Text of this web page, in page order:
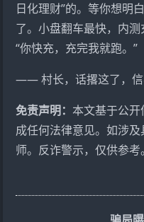
日化理财”的。等你想明
了。小盘翻车最快，内测
“你快充，充完我就跑。”
—— 村长，话撂这了，
免责声明：本文基于公
成任何法律意见。如涉
师。反诈警示，仅供参考。